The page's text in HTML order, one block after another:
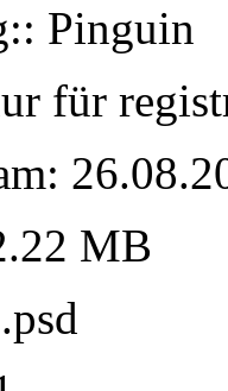
Pinguin
für
MB